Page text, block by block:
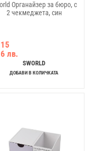
Органайзер за бюро, с
2 чекмеджета, син
лв.
SWORLD
ДОБАВИ В КОЛИЧКАТА